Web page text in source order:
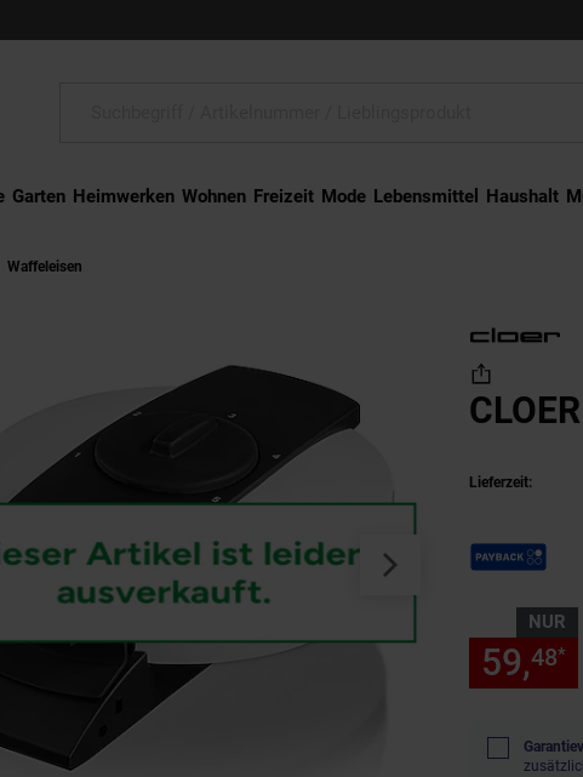
Garten Heimwerken Wohnen Freizeit Mode Lebensmittel Haushalt
Waffeleisen
Lieferzeit:
Payback
NUR
59,48*